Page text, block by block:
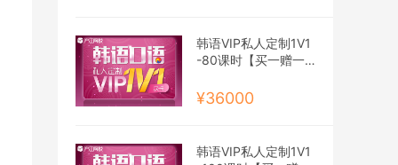
韩语VIP私人定制1V1
-80课时【买一赠一
¥36000
韩语VIP私人定制1V1